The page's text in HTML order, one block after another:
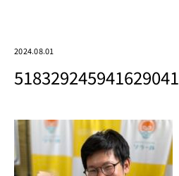
2024.08.01
518329245941629041